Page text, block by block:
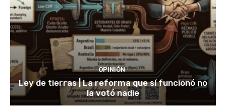
OPINIÓN
Ley de tierras | La reforma que sí funcionó no
la votó nadie